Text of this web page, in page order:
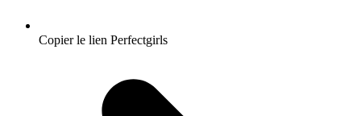
Copier le lien Perfectgirls